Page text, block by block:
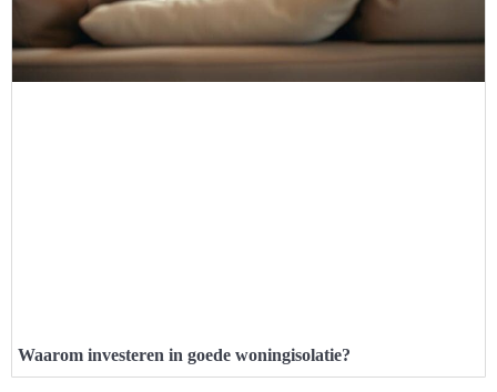
Waarom investeren in goede woningisolatie?